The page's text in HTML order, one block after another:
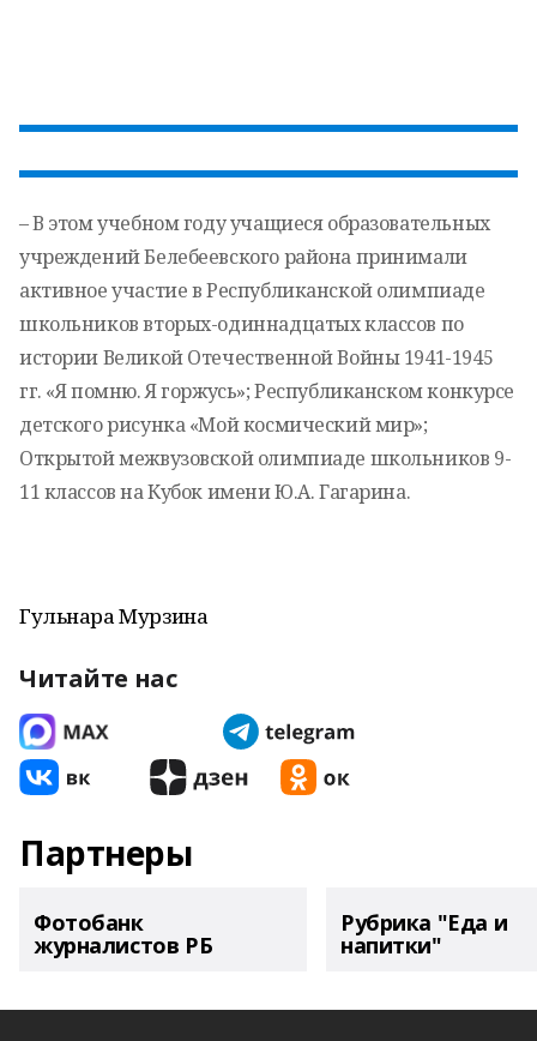
– В этом учебном году учащиеся образовательных
учреждений Белебеевского района принимали
активное участие в Республиканской олимпиаде
школьников вторых-одиннадцатых классов по
истории Великой Отечественной Войны 1941-1945
гг. «Я помню. Я горжусь»; Республиканском конкурсе
детского рисунка «Мой космический мир»;
Открытой межвузовской олимпиаде школьников 9-
11 классов на Кубок имени Ю.А. Гагарина.
Гульнара Мурзина
Читайте нас
Партнеры
Фотобанк
журналистов РБ
Рубрика "Еда и
напитки"